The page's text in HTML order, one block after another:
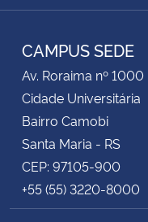
Facebook
RSS
CAMPUS SEDE
Av. Roraima nº 1000
Cidade Universitária
Bairro Camobi
Santa Maria - RS
CEP: 97105-900
+55 (55) 3220-8000